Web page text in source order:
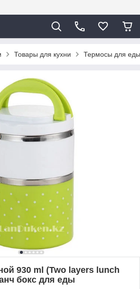
Товары для кухни Термосы для
930 ml (Two layers lunch
бокс для еды